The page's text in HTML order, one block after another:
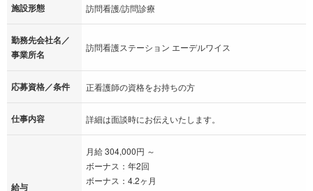
施設形態 訪問看護/訪問診療
勤務先会社名／
事業所名
訪問看護ステーション エーデルワイス
応募資格／条件 正看護師の資格をお持ちの方
仕事内容 詳細は面談時にお伝えいたします。
給与
月給 304,000円 ～
ボーナス：年2回
ボーナス：4.2ヶ月